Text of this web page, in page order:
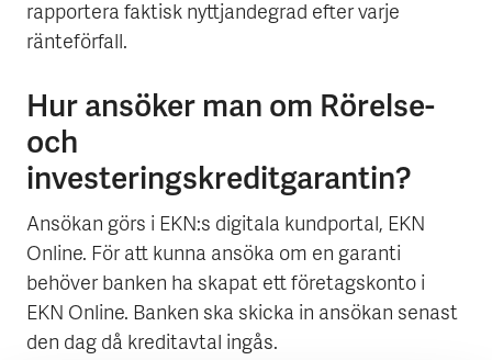
rapportera faktisk nyttjandegrad efter varje
ränteförfall.
Hur ansöker man om Rörelse-
och
investeringskreditgarantin?
Ansökan görs i EKN:s digitala kundportal, EKN
Online. För att kunna ansöka om en garanti
behöver banken ha skapat ett företagskonto i
EKN Online. Banken ska skicka in ansökan senast
den dag då kreditavtal ingås.